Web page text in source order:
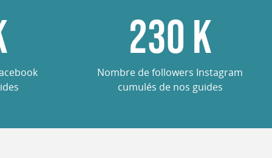
285 K
Nombre de followers Instagram
cumulés de nos guides